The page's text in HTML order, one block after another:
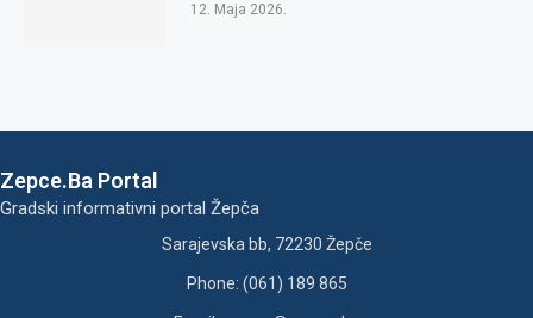
12. Maja 2026.
Zepce.Ba Portal
Gradski informativni portal Žepča
Sarajevska bb, 72230 Žepče
Phone: (061) 189 865